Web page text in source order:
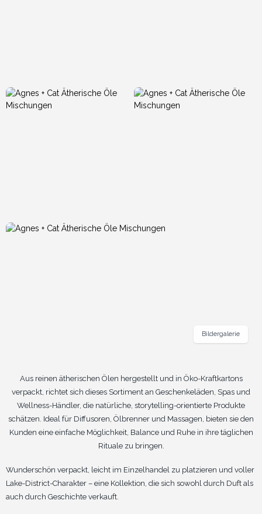
Aus reinen ätherischen Ölen hergestellt und in Öko-Kraftkartons
verpackt, richtet sich dieses Sortiment an Geschenkeläden, Spas und
Wellness-Händler, die natürliche, storytelling-orientierte Produkte
schätzen. Ideal für Diffusoren, Ölbrenner und Massagen, bieten sie den
Kunden eine einfache Möglichkeit, Balance und Ruhe in ihre täglichen
Rituale zu bringen.
Wunderschön verpackt, leicht im Einzelhandel zu platzieren und voller
Lake-District-Charakter – eine Kollektion, die sich sowohl durch Duft als
auch durch Geschichte verkauft.
Bildergalerie